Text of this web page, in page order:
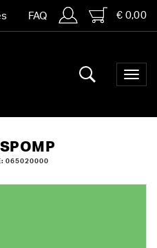
FAQ € 0,00
065020000